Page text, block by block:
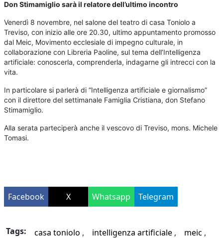
Don Stimamiglio sarà il relatore dell’ultimo incontro
Venerdì 8 novembre, nel salone del teatro di casa Toniolo a
Treviso, con inizio alle ore 20.30, ultimo appuntamento promosso
dal Meic, Movimento ecclesiale di impegno culturale, in
collaborazione con Libreria Paoline, sul tema dell’Intelligenza
artificiale: conoscerla, comprenderla, indagarne gli intrecci con la
vita.
In particolare si parlerà di “Intelligenza artificiale e giornalismo”
con il direttore del settimanale Famiglia Cristiana, don Stefano
Stimamiglio.
Alla serata parteciperà anche il vescovo di Treviso, mons. Michele
Tomasi.
Facebook X Whatsapp Telegram
Tags: casa toniolo intelligenza artificiale
meic